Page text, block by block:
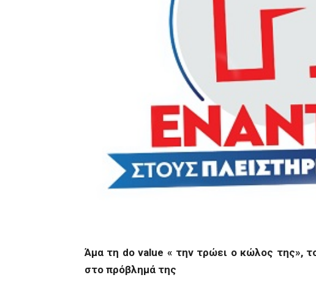
Άμα τη do value « την τρώει ο κώλος της»,
στο πρόβλημά της